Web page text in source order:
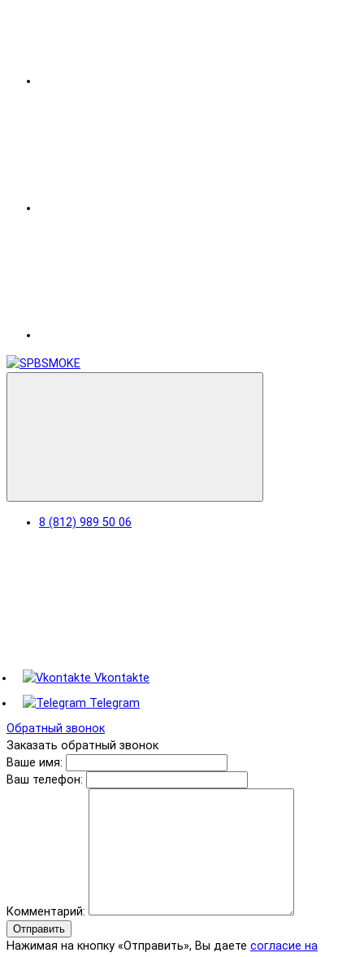
8 (812) 989 50 06
Vkontakte
Telegram
Обратный звонок
Заказать обратный звонок
Ваше имя:
Ваш телефон:
Комментарий:
Отправить
Нажимая на кнопку «Отправить», Вы даете согласие на